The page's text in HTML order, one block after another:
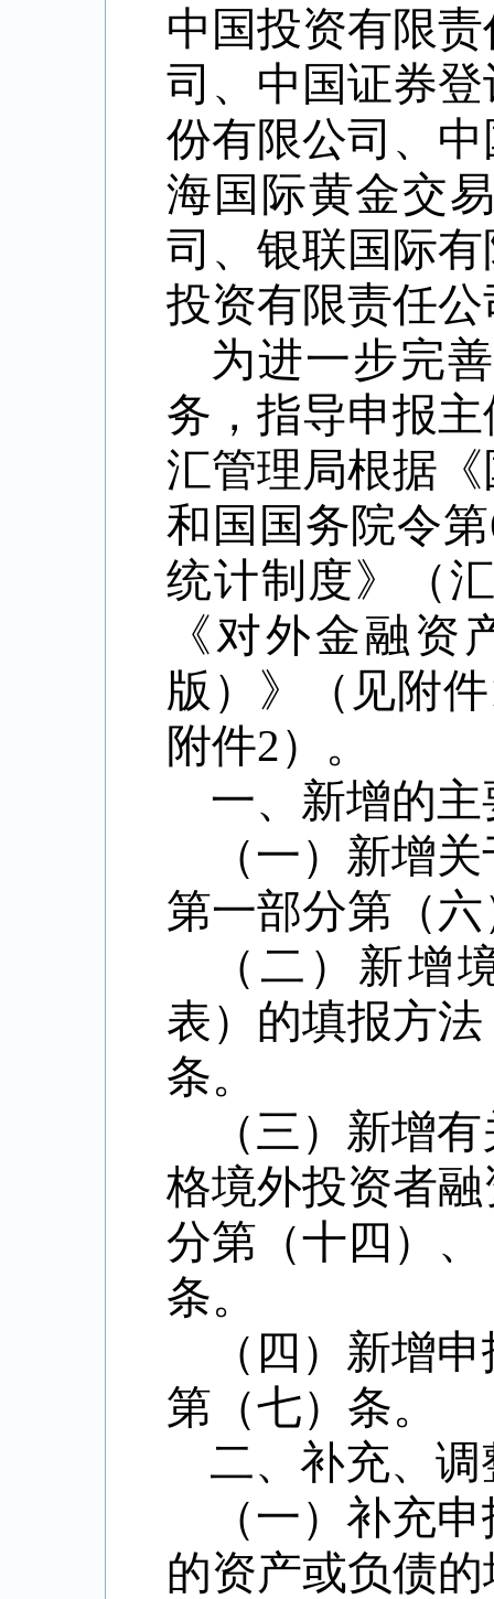
中国投资有限
司、中国证券
份有限公司、
海国际黄金交
司、银联国际
投资有限责任
为进一步完
务，指导申报
汇管理局根据
和国国务院令第
统计制度》（
《对外金融
版）》（见附件
附件2）。
一、新增的
（一）新增
第一部分第（
（二）新增
表）的填报方
条。
（三）新增
格境外投资者
分第（十四）
条。
（四）新增
第（七）条。
二、补充、
（一）补充
的资产或负债